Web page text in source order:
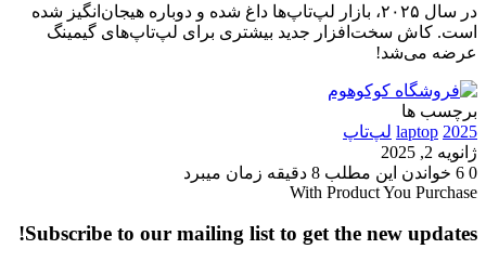
در سال ۲۰۲۵، بازار لپ‌تاپ‌ها داغ شده و دوباره هیجان‌انگیز شده
است. کاش سخت‌افزار جدید بیشتری برای لپ‌تاپ‌های گیمینگ
عرضه می‌شد!
برچسب ها
2025
laptop لپ‌تاپ
ژانویه 2, 2025
0
خواندن این مطلب 8 دقیقه زمان میبرد
With Product You Purchase
Subscribe to our mailing list to get the new updates!